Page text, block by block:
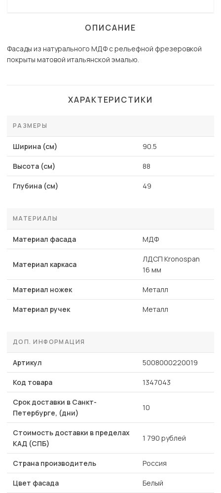
ОПИСАНИЕ
Фасады из натурального МДФ с рельефной фрезеровкой
покрыты матовой итальянской эмалью.
ХАРАКТЕРИСТИКИ
РАЗМЕРЫ
Ширина (см) 90.5
Высота (см) 88
Глубина (см) 49
МАТЕРИАЛЫ
Материал фасада МДФ
Материал каркаса
ЛДСП Kronospan
16 мм
Материал ножек Металл
Материал ручек Металл
ДОП. ИНФОРМАЦИЯ
Артикул 5008000220019
Код товара 1347043
Срок доставки в Санкт-
Петербурге, (дни)
10
Стоимость доставки в пределах
КАД (СПБ)
1 790 рублей
Страна производитель Россия
Цвет фасада Белый